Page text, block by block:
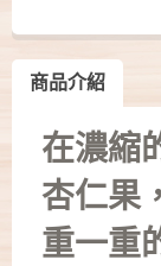
商品介紹
在濃縮
杏仁果
重一重